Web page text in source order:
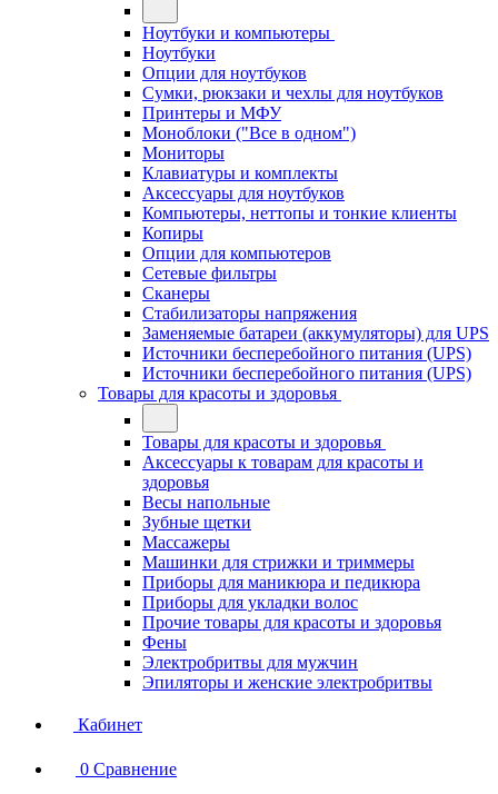
Ноутбуки и компьютеры
Ноутбуки
Опции для ноутбуков
Сумки, рюкзаки и чехлы для ноутбуков
Принтеры и МФУ
Моноблоки ("Все в одном")
Мониторы
Клавиатуры и комплекты
Аксессуары для ноутбуков
Компьютеры, неттопы и тонкие клиенты
Копиры
Опции для компьютеров
Сетевые фильтры
Сканеры
Стабилизаторы напряжения
Заменяемые батареи (аккумуляторы) для UPS
Источники бесперебойного питания (UPS)
Источники бесперебойного питания (UPS)
Товары для красоты и здоровья
Товары для красоты и здоровья
Аксессуары к товарам для красоты и
здоровья
Весы напольные
Зубные щетки
Массажеры
Машинки для стрижки и триммеры
Приборы для маникюра и педикюра
Приборы для укладки волос
Прочие товары для красоты и здоровья
Фены
Электробритвы для мужчин
Эпиляторы и женские электробритвы
Кабинет
0 Сравнение